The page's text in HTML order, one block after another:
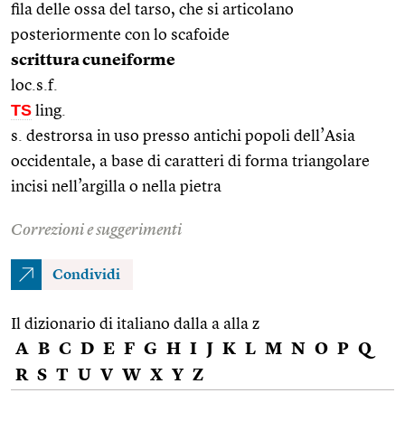
fila delle ossa del tarso, che si articolano
posteriormente con lo scafoide
scrittura cuneiforme
loc.s.f.
TS ling.
s. destrorsa in uso presso antichi popoli dell’Asia
occidentale, a base di caratteri di forma triangolare
incisi nell’argilla o nella pietra
Correzioni e suggerimenti
Condividi
Il dizionario di italiano dalla a alla z
A B C D E F G H I J K L M N O P Q
R S T U V W X Y Z